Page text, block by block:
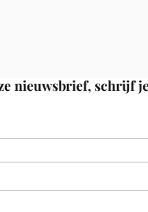
nieuwsbrief, schrijf